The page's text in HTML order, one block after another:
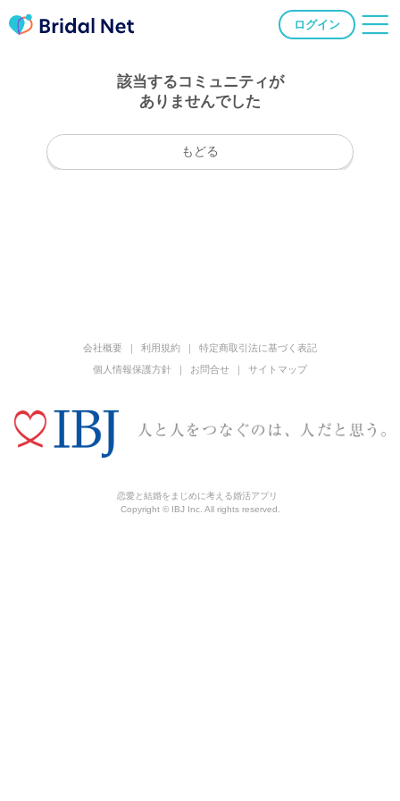
ログイン
該当するコミュニティが
ありませんでした
もどる
会社概要 利用規約
特定商取引法に基づく表記
個人情報保護方針
お問合せ サイトマップ
恋愛と結婚をまじめに考える婚活アプリ
Copyright © IBJ Inc. All rights reserved.